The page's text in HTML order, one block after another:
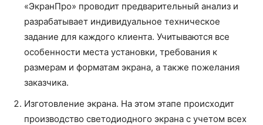
«ЭкранПро» проводит предварительный анализ и
разрабатывает индивидуальное техническое
задание для каждого клиента. Учитываются все
особенности места установки, требования к
размерам и форматам экрана, а также пожелания
заказчика.
Изготовление экрана. На этом этапе происходит
производство светодиодного экрана с учетом всех